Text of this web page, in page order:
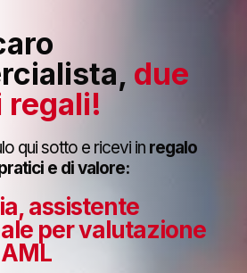
due
regali!
qui sotto e ricevi in regalo
e di valore:
assistente
per valutazione